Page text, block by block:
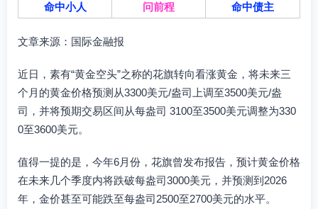
命中小人
问前程 命中债主
文章来源：国际金融报
近日，素有“黄金空头”之称的花旗转向看涨黄金，将未来三
个月的黄金价格预测从3300美元/盎司上调至3500美元/盎
司，并将预期交易区间从每盎司 3100至3500美元调整为330
0至3600美元。
值得一提的是，今年6月份，花旗曾发布报告，预计黄金价格
在未来几个季度内将跌破每盎司3000美元，并预测到2026
年，金价甚至可能跌至每盎司2500至2700美元的水平。